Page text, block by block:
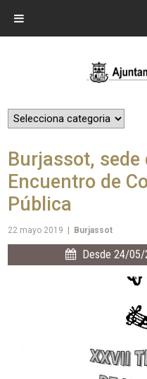
Burjassot, sede
Encuentro de
Pública
22 mayo 2019 Burjassot
Desde 24/